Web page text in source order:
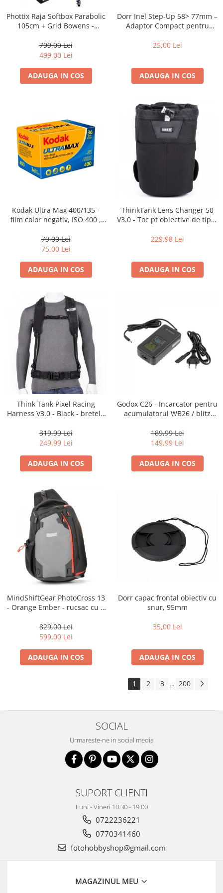
Blitz-uri studio
Blitz-uri mobile, cu acumulatori
Accesorii Blitz-uri studio
Lampi lumina continua
Stative/boom-uri pentru lumini
Suporti pentru fundaluri
Blende
Umbrele
Corturi si mese pt. fotografia de
Huse si genti pentru studio
Suruburi si piulite, adaptoare de
Calibrare expunere
Cartuse si cerneluri
Imprimante
Scannere Documente
Hartie foto
Filme foto si scanere film
Materiale foto alb-negru
Aparate foto unica folosinta
Filme instant FUJI INSTAX
diapozitive 35mm color
diapozitive late 120mm color
negative 35mm color
negative late 120mm alb-negru
negative late 120mm color
Scanere Film
Binocluri, Lupe si Telescoape
Binocluri
Accesorii pentru Lunete si
Telescoape
Aparate de colectie
Aparate foto de colectie reflex,
format 24x36mm
Aparate foto de colectie, cu burduf
Biobiective
Aparate foto de colectie , Stereo
Aparate foto de colectie -
Accesorii pt. aparate foto de
Aparate de colectie de tip Box-
Reviste, carti si software
Aparate foto SECOND HAND
Aparate foto Mirrorless (SH)
Phottix Raja Softbox Parabolic
105cm + Grid Bowens -
799,00 Lei
499,00 Lei
ADAUGA IN COS
Dorr Inel Step-Up 58> 77mm –
Adaptor Compact pentru
25,00 Lei
ADAUGA IN COS
Kodak Ultra Max 400/135 -
film color negativ, ISO 400 ,
79,00 Lei
75,00 Lei
ADAUGA IN COS
ThinkTank Lens Changer 50
V3.0 - Toc pt obiective de tipul
229,98 Lei
ADAUGA IN COS
Think Tank Pixel Racing
Harness V3.0 - Black - bretele
319,99 Lei
249,99 Lei
ADAUGA IN COS
Godox C26 - Incarcator pentru
acumulatorul WB26 / blitz
189,99 Lei
149,99 Lei
ADAUGA IN COS
MindShiftGear PhotoCross 13
- Orange Ember - rucsac cu o
829,00 Lei
599,00 Lei
ADAUGA IN COS
Dorr capac frontal obiectiv cu
snur, 95mm
35,00 Lei
ADAUGA IN COS
1 2 3 ... 200
SOCIAL
Urmareste-ne in social media
SUPORT CLIENTI
Luni - Vineri 10.30 - 19.00
0722236221
0770341460
fotohobbyshop@gmail.com
MAGAZINUL MEU